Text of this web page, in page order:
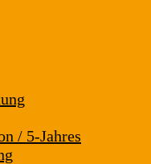
/ 5-Jahres